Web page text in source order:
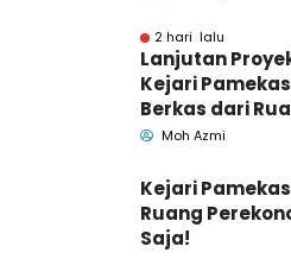
2 hari lalu
Lanjutan
Kejari
Berkas dari
Pemkab
Moh Azmi
Kejari
Ruang
Saja!